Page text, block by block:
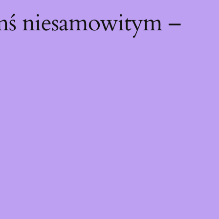
niesamowitym –